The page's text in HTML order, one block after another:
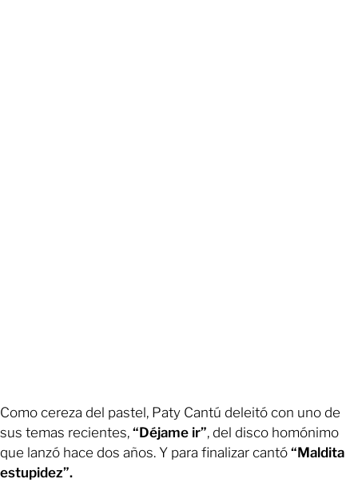
Como cereza del pastel, Paty Cantú deleitó con uno de
sus temas recientes, “Déjame ir”, del disco homónimo
que lanzó hace dos años. Y para finalizar cantó “Maldita
estupidez”.